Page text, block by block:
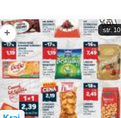
+ str. 10